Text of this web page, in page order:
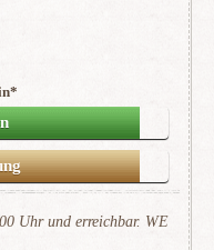
*
Uhr und erreichbar. WE